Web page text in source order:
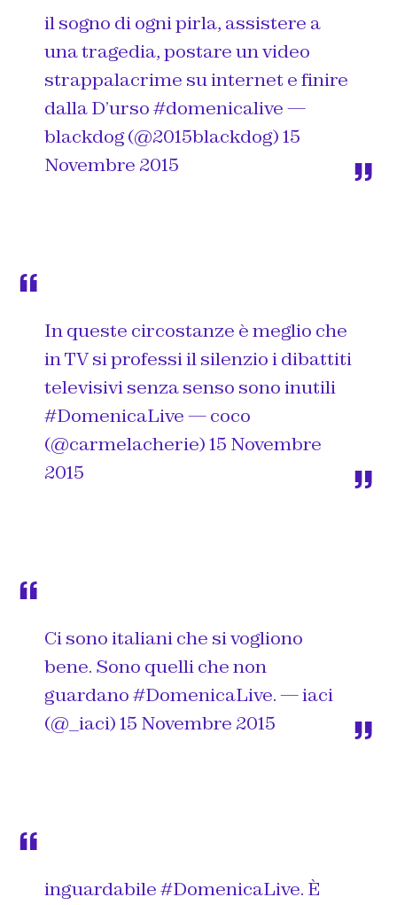
il sogno di ogni pirla, assistere a
una tragedia, postare un video
strappalacrime su internet e finire
dalla D’urso#domenicalive—
blackdog (@2015blackdog)15
Novembre 2015
In queste circostanze è meglio che
in TV si professi il silenzio i dibattiti
televisivi senza senso sono inutili
#DomenicaLive— coco
(@carmelacherie)15 Novembre
2015
Ci sono italiani che si vogliono
bene. Sono quelli che non
guardano#DomenicaLive. — iaci
(@_iaci)15 Novembre 2015
inguardabile#DomenicaLive. È